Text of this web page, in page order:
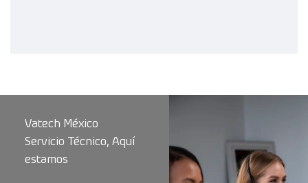
Vatech México
Servicio Técnico, Aquí
estamos